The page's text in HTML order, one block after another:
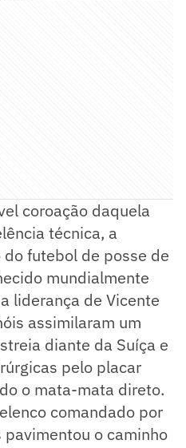
coroação daquela
técnica, a
futebol de posse de
mundialmente
liderança de Vicente
assimilaram um
diante da Suíça e
pelo placar
o mata-mata direto.
comandado por
o caminho